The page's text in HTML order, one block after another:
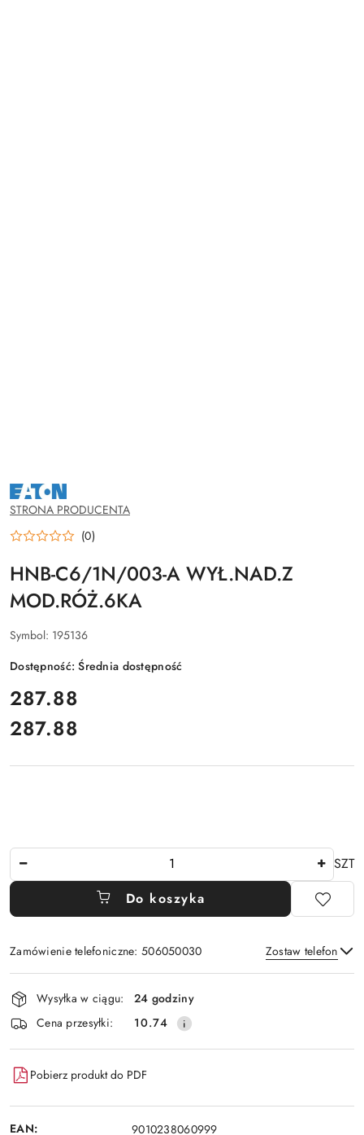
NAZWA
PRODUCENTA:
EATON
STRONA PRODUCENTA
(0)
HNB-C6/1N/003-A WYŁ.NAD.Z
MOD.RÓŻ.6KA
Symbol: 195136
Dostępność:Średnia dostępność
cena:
287.88
Cena:
287.88
SZT
Do koszyka
Zamówienie telefoniczne: 506050030 Zostaw telefon
Wyślij
Dostępność
i
dostawa
Wysyłka w ciągu:
24 godziny
Cena przesyłki:
10.74
Pobierz produkt do PDF
EAN: 9010238060999